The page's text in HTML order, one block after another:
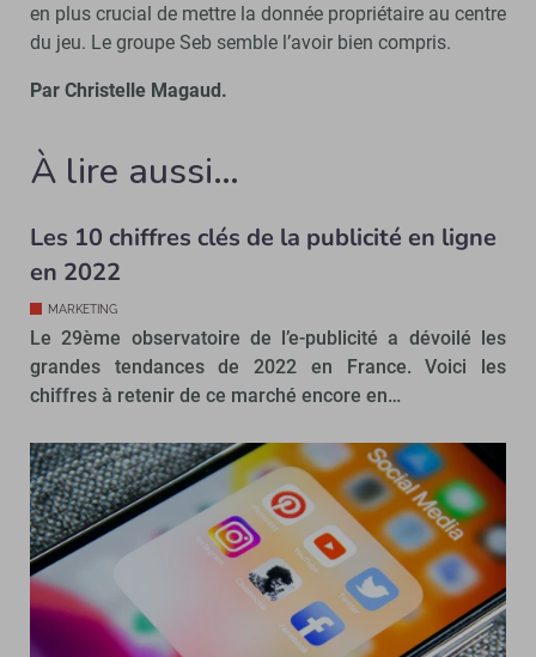
en plus crucial de mettre la donnée propriétaire au centre
du jeu. Le groupe Seb semble l’avoir bien compris.
Par Christelle Magaud.
À lire aussi…
Les 10 chiffres clés de la publicité en ligne
en 2022
MARKETING
Le 29ème observatoire de l’e-publicité a dévoilé les
grandes tendances de 2022 en France. Voici les
chiffres à retenir de ce marché encore en…